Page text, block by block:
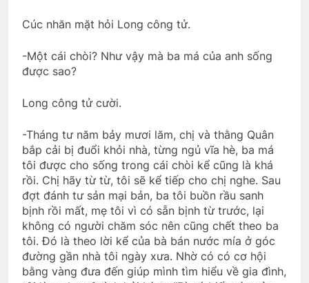
Cúc nhăn mặt hỏi Long công tử.
-Một cái chòi? Như vậy mà ba má của anh sống
được sao?
Long công tử cười.
-Tháng tư năm bảy mươi lăm, chị và thằng Quân
bắp cải bị đuổi khỏi nhà, từng ngủ vĩa hè, ba má
tôi được cho sống trong cái chòi kể cũng là khá
rồi. Chị hãy từ từ, tôi sẽ kể tiếp cho chị nghe. Sau
đợt đánh tư sản mại bản, ba tôi buồn rầu sanh
bịnh rồi mất, mẹ tôi vì có sẵn bịnh từ trước, lại
không có người chăm sóc nên cũng chết theo ba
tôi. Đó là theo lời kể của bà bán nước mía ở góc
đường gần nhà tôi ngày xưa. Nhờ có có cơ hội
bằng vàng đưa đến giúp mình tìm hiểu về gia đình,